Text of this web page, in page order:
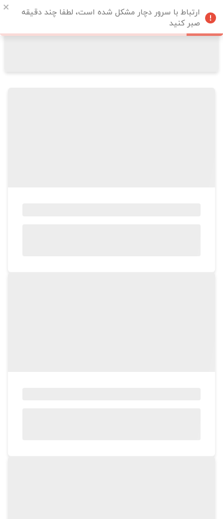
ارتباط با سرور دچار مشکل شده است، لطفا چند دقیقه
صبر کنید